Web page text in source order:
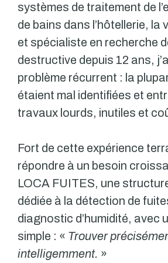
systèmes de traitement de
de bains dans l’hôtellerie,
et spécialiste en recherche
destructive depuis 12 ans,
problème récurrent : la
étaient mal identifiées et
travaux lourds, inutiles et
Fort de cette expérience
répondre à un besoin
LOCA FUITES, une
dédiée à la détection de
diagnostic d’humidité, avec
simple : « Trouver
intelligemment. »